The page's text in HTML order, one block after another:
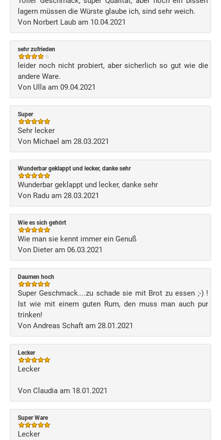
lagern müssen die Würste glaube ich, sind sehr weich.
Von Norbert Laub am 10.04.2021
sehr zufrieden
leider noch nicht probiert, aber sicherlich so gut wie die
andere Ware.
Von Ulla am 09.04.2021
Super
Sehr lecker
Von Michael am 28.03.2021
Wunderbar geklappt und lecker, danke sehr
Wunderbar geklappt und lecker, danke sehr
Von Radu am 28.03.2021
Wie es sich gehört
Wie man sie kennt immer ein Genuß
Von Dieter am 06.03.2021
Daumen hoch
Super Geschmack....zu schade sie mit Brot zu essen ;-) !
Ist wie mit einem guten Rum, den muss man auch pur
trinken!
Von Andreas Schaft am 28.01.2021
Lecker
Lecker
Von Claudia am 18.01.2021
Super Ware
Lecker